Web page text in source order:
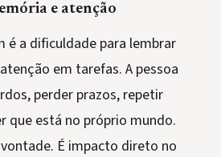
e atenção
é a dificuldade para lembrar
em tarefas. A pessoa
perder prazos, repetir
que está no próprio mundo.
É impacto direto no